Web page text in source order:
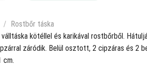
/ Rostbőr táska
kötéllel és karikával rostbőrből.
záródik. Belül osztott, 2 cipzáras és 2
cm.